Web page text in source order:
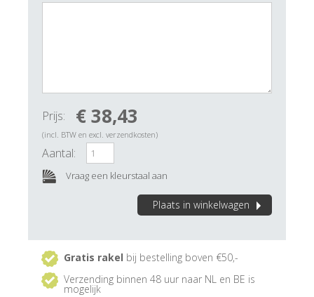
Plaats in winkelwagen
Prijs: € 38,43
(incl. BTW en excl. verzendkosten)
Aantal:
Vraag een kleurstaal aan
Gratis rakel bij bestelling boven €50,-
Verzending binnen 48 uur naar NL en BE is
mogelijk